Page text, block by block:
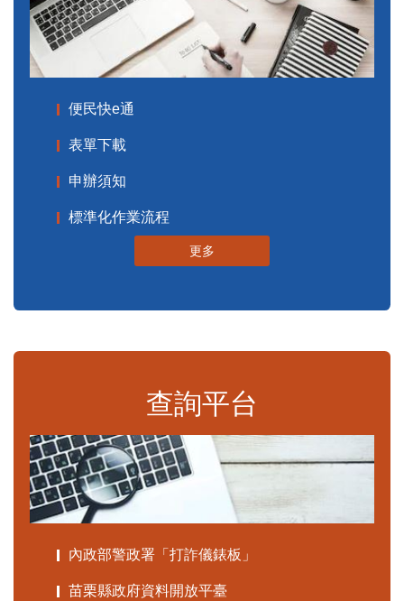
便民快e通
表單下載
申辦須知
標準化作業流程
更多
查詢平台
內政部警政署「打詐儀錶板」
苗栗縣政府資料開放平臺